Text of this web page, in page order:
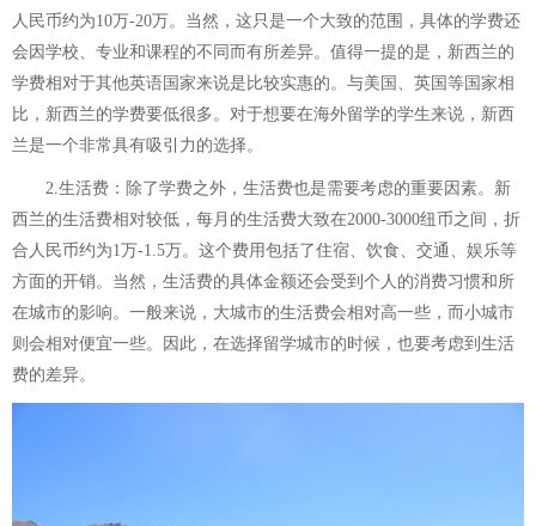
人民币约为10万-20万。当然，这只是一个大致的范围，具体的学费还
会因学校、专业和课程的不同而有所差异。值得一提的是，新西兰的
学费相对于其他英语国家来说是比较实惠的。与美国、英国等国家相
比，新西兰的学费要低很多。对于想要在海外留学的学生来说，新西
兰是一个非常具有吸引力的选择。
2.生活费：除了学费之外，生活费也是需要考虑的重要因素。新
西兰的生活费相对较低，每月的生活费大致在2000-3000纽币之间，折
合人民币约为1万-1.5万。这个费用包括了住宿、饮食、交通、娱乐等
方面的开销。当然，生活费的具体金额还会受到个人的消费习惯和所
在城市的影响。一般来说，大城市的生活费会相对高一些，而小城市
则会相对便宜一些。因此，在选择留学城市的时候，也要考虑到生活
费的差异。